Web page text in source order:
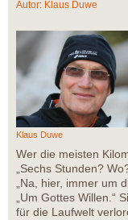
Autor: Klaus Duwe
Klaus Duwe
Wer die meisten
„Sechs Stunden?
„Na, hier, immer um
„Um Gottes Willen.“
für die Laufwelt